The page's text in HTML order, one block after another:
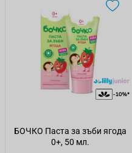
БОЧКО Паста за зъби ягода
0+, 50 мл.